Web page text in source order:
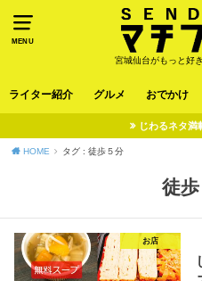
MENU
宮城仙台がもっと好
ライター紹介 グルメ おでかけ
じわるネタ満
HOME タグ : 徒歩５分
徒
お店